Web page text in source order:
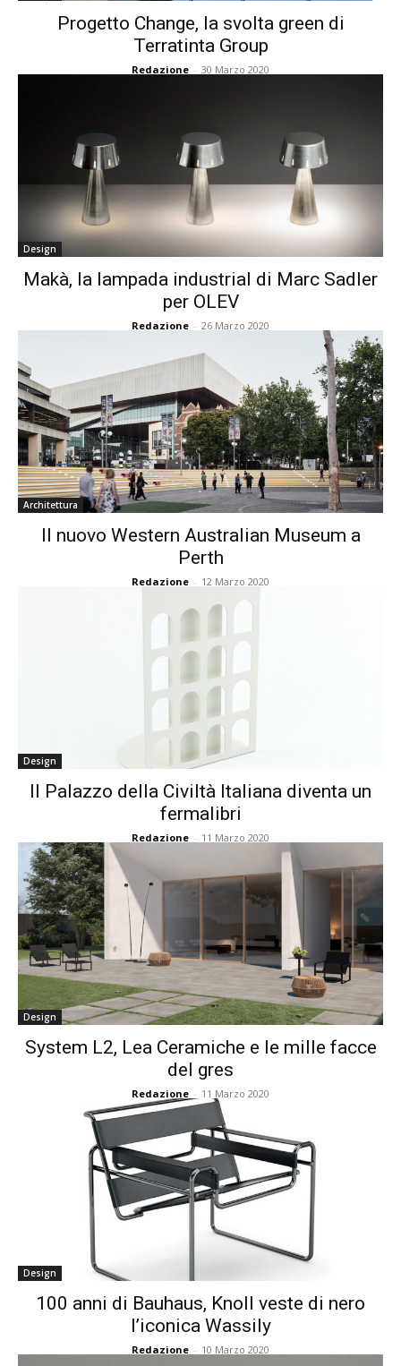
Progetto Change, la svolta green di
Terratinta Group
Redazione - 30 Marzo 2020
Design
Makà, la lampada industrial di Marc Sadler
per OLEV
Redazione - 26 Marzo 2020
Architettura
Il nuovo Western Australian Museum a
Perth
Redazione - 12 Marzo 2020
Design
Il Palazzo della Civiltà Italiana diventa un
fermalibri
Redazione - 11 Marzo 2020
Design
System L2, Lea Ceramiche e le mille facce
del gres
Redazione - 11 Marzo 2020
Design
100 anni di Bauhaus, Knoll veste di nero
l’iconica Wassily
Redazione - 10 Marzo 2020